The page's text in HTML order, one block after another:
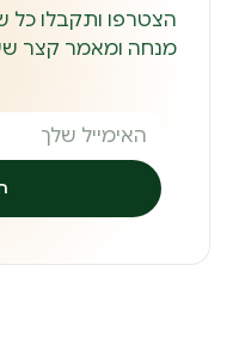
הצטרפו ותקבלו כל
מנחה ומאמר קצר